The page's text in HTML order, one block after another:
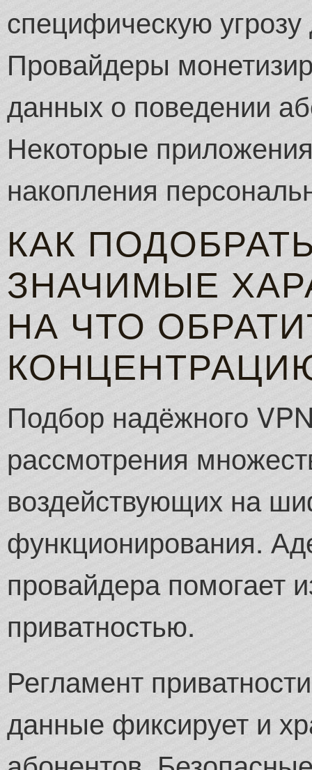
специфическую угрозу
Провайдеры
данных о поведении
Некоторые
накопления
КАК
ЗНАЧИМЫЕ
НА ЧТО
Подбор надёжного
рассмотрения
воздействующих на
функционирования.
провайдера помогает
приватностью.
Регламент
данные фиксирует и